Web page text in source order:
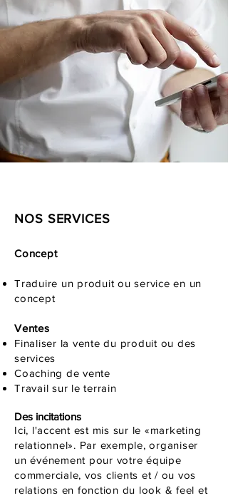
NOS SERVICES
Concept
Traduire un produit ou service en un
concept
Ventes
Finaliser la vente du produit ou des
services
Coaching de vente
Travail sur le terrain
Des incitations
Ici, l'accent est mis sur le «marketing
relationnel». Par exemple, organiser
un événement pour votre équipe
commerciale, vos clients et / ou vos
relations en fonction du look & feel et